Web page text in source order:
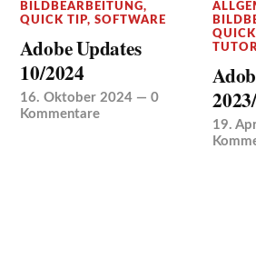
BILDBEARBEITUNG,
QUICK TIP,SOFTWARE
Adobe Updates
10/2024
16. Oktober 2024 —0
Kommentare
19.